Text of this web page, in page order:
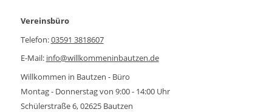
Vereinsbüro
Telefon:03591 3818607
E-Mail: info@willkommeninbautzen.de
Willkommen in Bautzen - Büro
Montag - Donnerstag von 9:00 - 14:00 Uhr
Schülerstraße 6, 02625 Bautzen